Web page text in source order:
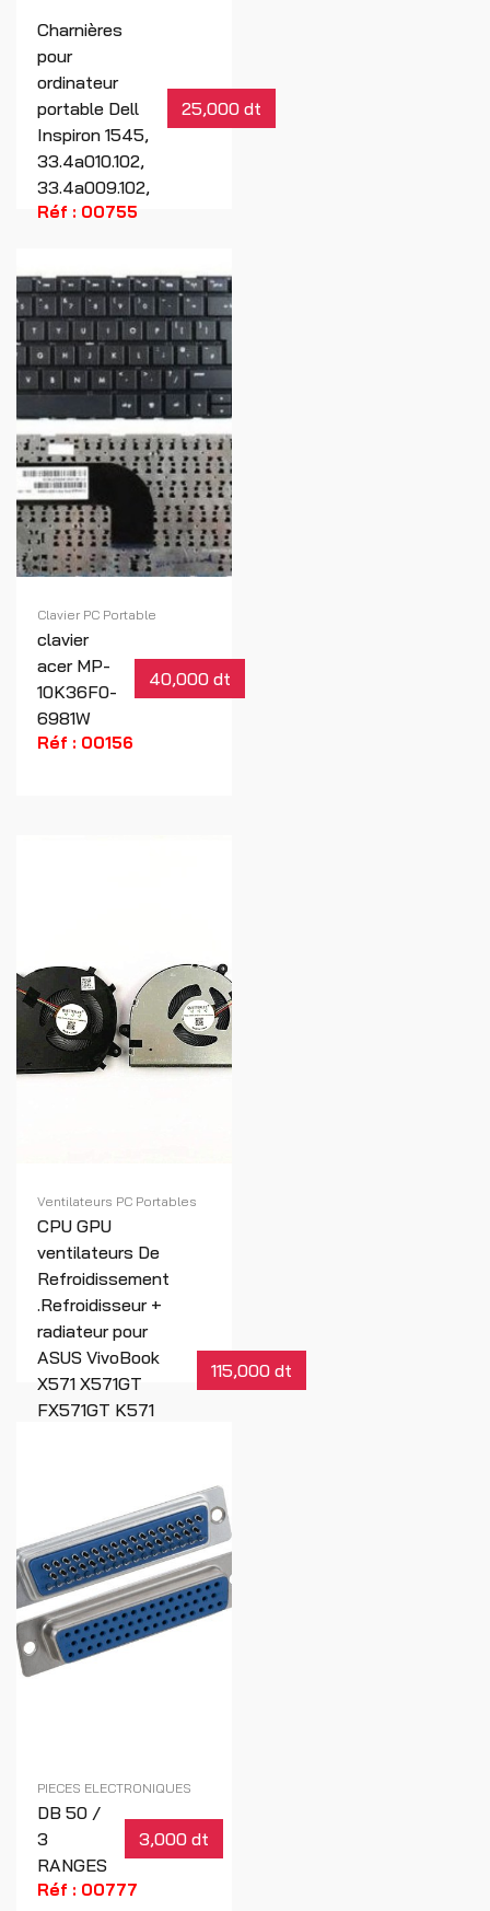
Charnières
pour
ordinateur
portable Dell
Inspiron 1545,
33.4a010.102,
33.4a009.102,
25,000 dt
Réf : 00755
Clavier PC Portable
clavier
acer MP-
10K36F0-
6981W
40,000 dt
Réf : 00156
Ventilateurs PC Portables
CPU GPU
ventilateurs De
Refroidissement
.Refroidisseur +
radiateur pour
ASUS VivoBook
X571 X571GT
FX571GT K571
13NB0NL0M02011
115,000 dt
Réf : 00668
PIECES ELECTRONIQUES
DB 50 /
3
RANGES
3,000 dt
Réf : 00777